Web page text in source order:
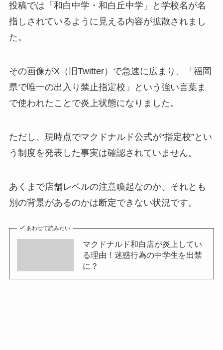
投稿では「和白中学・和白丘中学」と学校名が名
指しされているように見える内容が拡散されまし
た。
その画像がX（旧Twitter）で急速に広まり、「福岡
県で唯一の出入り禁止指定校」という強い言葉ま
で使われたことで炎上状態になりました。
ただし、現時点でマクドナルド公式が“指定校”とい
う制度を発表した事実は確認されていません。
あくまで店舗レベルの注意喚起なのか、それとも
別の背景があるのかは断定できない状況です。
あわせて読みたい
マクドナルド和白店が炎上してい
る理由！迷惑行為の中学生を出禁
に？